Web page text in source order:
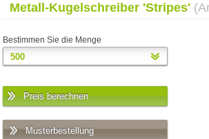
Metall-Kugelschreiber 'Stripes'
Bestimmen Sie die Menge
Preis berechnen
Musterbestellung